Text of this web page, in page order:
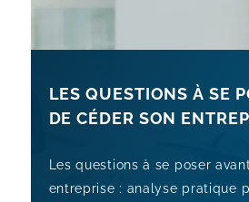
LES QUESTIONS À SE
DE CÉDER SON
Les questions à se poser
entreprise : analyse pratique